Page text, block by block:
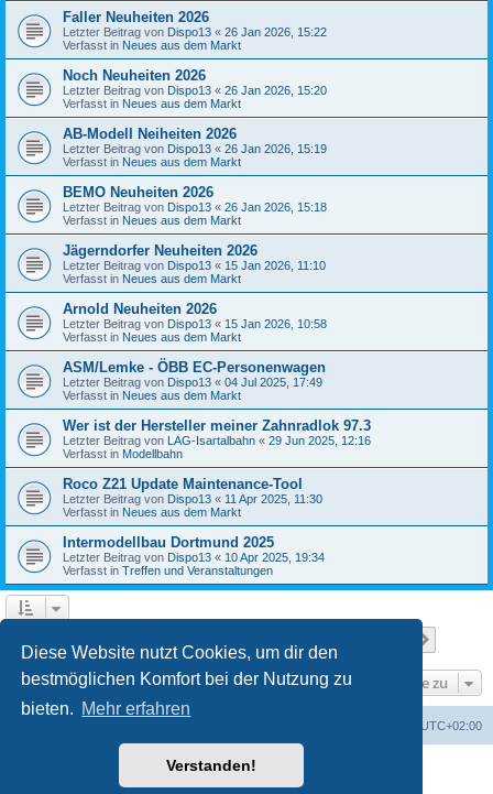
Diese Website nutzt Cookies, um dir den
bestmöglichen Komfort bei der Nutzung zu
bieten. Mehr erfahren
Verstanden!
Faller Neuheiten 2026
Letzter Beitrag von Dispo13 « 26 Jan 2026, 15:22
Verfasst in Neues aus dem Markt
Noch Neuheiten 2026
Letzter Beitrag von Dispo13 « 26 Jan 2026, 15:20
Verfasst in Neues aus dem Markt
AB-Modell Neiheiten 2026
Letzter Beitrag von Dispo13 « 26 Jan 2026, 15:19
Verfasst in Neues aus dem Markt
BEMO Neuheiten 2026
Letzter Beitrag von Dispo13 « 26 Jan 2026, 15:18
Verfasst in Neues aus dem Markt
Jägerndorfer Neuheiten 2026
Letzter Beitrag von Dispo13 « 15 Jan 2026, 11:10
Verfasst in Neues aus dem Markt
Arnold Neuheiten 2026
Letzter Beitrag von Dispo13 « 15 Jan 2026, 10:58
Verfasst in Neues aus dem Markt
ASM/Lemke - ÖBB EC-Personenwagen
Letzter Beitrag von Dispo13 « 04 Jul 2025, 17:49
Verfasst in Neues aus dem Markt
Wer ist der Hersteller meiner Zahnradlok 97.3
Letzter Beitrag von LAG-Isartalbahn « 29 Jun 2025, 12:16
Verfasst in Modellbahn
Roco Z21 Update Maintenance-Tool
Letzter Beitrag von Dispo13 « 11 Apr 2025, 11:30
Verfasst in Neues aus dem Markt
Intermodellbau Dortmund 2025
Letzter Beitrag von Dispo13 « 10 Apr 2025, 19:34
Verfasst in Treffen und Veranstaltungen
Gehe zu
UTC+02:00
Powered byphpBB® Forum Software © phpBB Limited
phpBB.de